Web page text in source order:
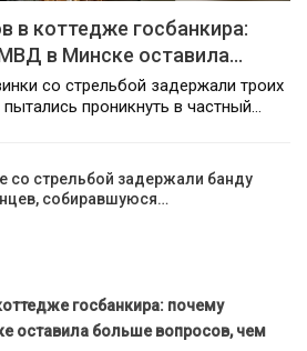
в коттедже госбанкира:
в Минске оставила…
со стрельбой задержали троих
проникнуть в частный…
со стрельбой задержали банду
собиравшуюся…
госбанкира: почему
оставила больше вопросов, чем